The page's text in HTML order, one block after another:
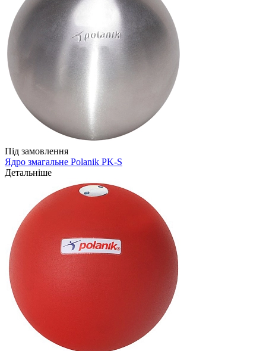
Під замовлення
Ядро змагальне Polanik PK-S
Детальніше